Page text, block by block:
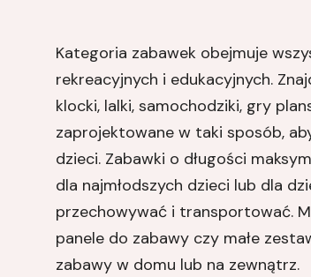
Kategoria zabawek obejmuje
rekreacyjnych i edukacyjnych.
klocki, lalki, samochodziki, gry
zaprojektowane w taki sposób,
dzieci. Zabawki o długości
dla najmłodszych dzieci lub dla
przechowywać i transportować.
panele do zabawy czy małe
zabawy w domu lub na zewnątrz.